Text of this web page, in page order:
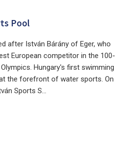
Pool
after István Bárány of Eger, who
European competitor in the 100-
Hungary's first swimming
the forefront of water sports. On
Sports S...